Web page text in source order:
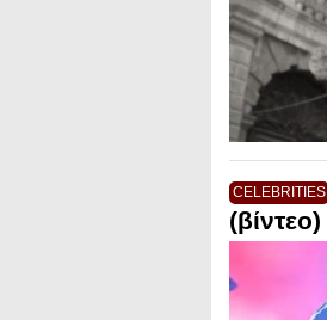
CELEBRITIES
(βίντεο)